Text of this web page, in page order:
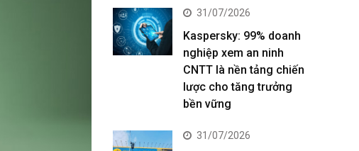
31/07/2026
Kaspersky: 99% doanh
nghiệp xem an ninh
CNTT là nền tảng chiến
lược cho tăng trưởng
bền vững
31/07/2026